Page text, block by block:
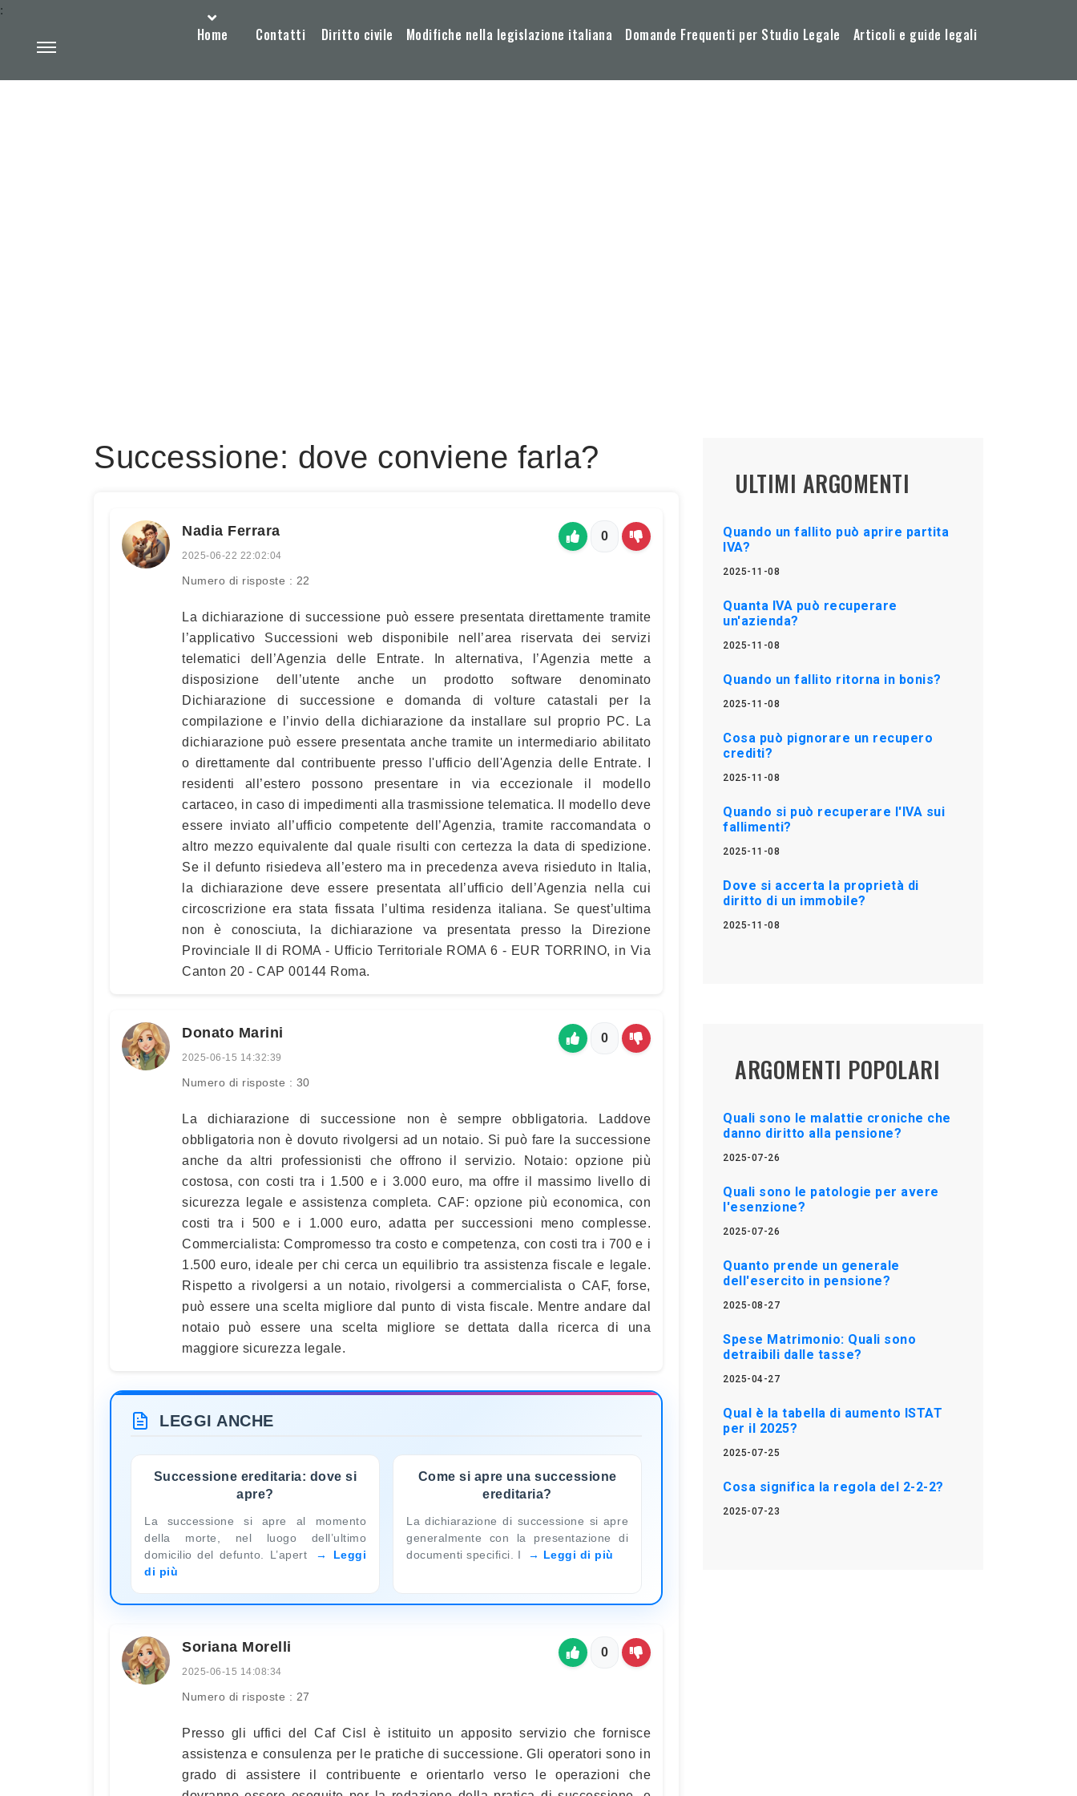
Home Contatti Diritto civile Modifiche nella legislazione italiana Domande Frequenti per Studio Legale Articoli e guide legali
:
Successione: dove conviene farla?
Nadia Ferrara
2025-06-22 22:02:04
Numero di risposte : 22
0
La dichiarazione di successione può essere presentata direttamente tramite
l’applicativo Successioni web disponibile nell’area riservata dei servizi
telematici dell’Agenzia delle Entrate. In alternativa, l’Agenzia mette a
disposizione dell’utente anche un prodotto software denominato
Dichiarazione di successione e domanda di volture catastali per la
compilazione e l’invio della dichiarazione da installare sul proprio PC. La
dichiarazione può essere presentata anche tramite un intermediario abilitato
o direttamente dal contribuente presso l'ufficio dell'Agenzia delle Entrate. I
residenti all’estero possono presentare in via eccezionale il modello
cartaceo, in caso di impedimenti alla trasmissione telematica. Il modello deve
essere inviato all’ufficio competente dell’Agenzia, tramite raccomandata o
altro mezzo equivalente dal quale risulti con certezza la data di spedizione.
Se il defunto risiedeva all’estero ma in precedenza aveva risieduto in Italia,
la dichiarazione deve essere presentata all’ufficio dell’Agenzia nella cui
circoscrizione era stata fissata l’ultima residenza italiana. Se quest’ultima
non è conosciuta, la dichiarazione va presentata presso la Direzione
Provinciale II di ROMA - Ufficio Territoriale ROMA 6 - EUR TORRINO, in Via
Canton 20 - CAP 00144 Roma.
Donato Marini
2025-06-15 14:32:39
Numero di risposte : 30
0
La dichiarazione di successione non è sempre obbligatoria. Laddove
obbligatoria non è dovuto rivolgersi ad un notaio. Si può fare la successione
anche da altri professionisti che offrono il servizio. Notaio: opzione più
costosa, con costi tra i 1.500 e i 3.000 euro, ma offre il massimo livello di
sicurezza legale e assistenza completa. CAF: opzione più economica, con
costi tra i 500 e i 1.000 euro, adatta per successioni meno complesse.
Commercialista: Compromesso tra costo e competenza, con costi tra i 700 e i
1.500 euro, ideale per chi cerca un equilibrio tra assistenza fiscale e legale.
Rispetto a rivolgersi a un notaio, rivolgersi a commercialista o CAF, forse,
può essere una scelta migliore dal punto di vista fiscale. Mentre andare dal
notaio può essere una scelta migliore se dettata dalla ricerca di una
maggiore sicurezza legale.
LEGGI ANCHE
Successione ereditaria: dove si
apre?
La successione si apre al momento
della morte, nel luogo dell’ultimo
domicilio del defunto. L’apert
Leggi
di più
Come si apre una successione
ereditaria?
La dichiarazione di successione si apre
generalmente con la presentazione di
documenti specifici. I
Leggi di più
Soriana Morelli
2025-06-15 14:08:34
Numero di risposte : 27
0
Presso gli uffici del Caf Cisl è istituito un apposito servizio che fornisce
assistenza e consulenza per le pratiche di successione. Gli operatori sono in
grado di assistere il contribuente e orientarlo verso le operazioni che
ULTIMI ARGOMENTI
Quando un fallito può aprire partita
IVA?
2025-11-08
Quanta IVA può recuperare
un'azienda?
2025-11-08
Quando un fallito ritorna in bonis?
2025-11-08
Cosa può pignorare un recupero
crediti?
2025-11-08
Quando si può recuperare l'IVA sui
fallimenti?
2025-11-08
Dove si accerta la proprietà di
diritto di un immobile?
2025-11-08
ARGOMENTI POPOLARI
Quali sono le malattie croniche che
danno diritto alla pensione?
2025-07-26
Quali sono le patologie per avere
l'esenzione?
2025-07-26
Quanto prende un generale
dell'esercito in pensione?
2025-08-27
Spese Matrimonio: Quali sono
detraibili dalle tasse?
2025-04-27
Qual è la tabella di aumento ISTAT
per il 2025?
2025-07-25
Cosa significa la regola del 2-2-2?
2025-07-23